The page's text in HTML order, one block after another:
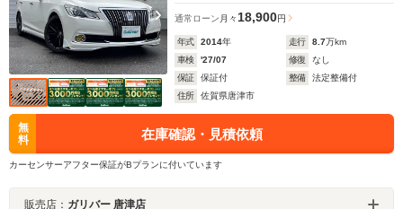
通常ローン 月々18,900円
年式 2014年 走行 8.7万km
車検
'27/07 修復
なし
保証
保証付 整備
法定整備付
住所
佐賀県唐津市
無
料
在庫確認・見積依頼
カーセンサーアフター保証がBプランに付いています
販売店： ガリバー 唐津店